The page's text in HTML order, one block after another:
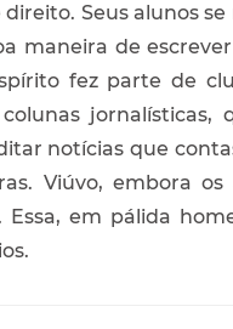
Seus alunos
maneira de
fez parte de
notícias que
Viúvo, embora
em pálida